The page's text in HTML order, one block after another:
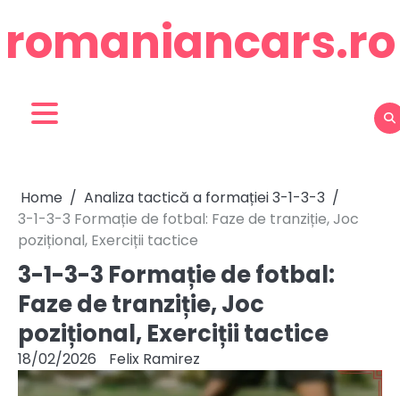
to
content
romaniancars.ro
Home
Analiza tactică a formației 3-1-3-3
3-1-3-3 Formație de fotbal: Faze de tranziție, Joc
pozițional, Exerciții tactice
3-1-3-3 Formație de fotbal:
Faze de tranziție, Joc
pozițional, Exerciții tactice
18/02/2026 Felix Ramirez